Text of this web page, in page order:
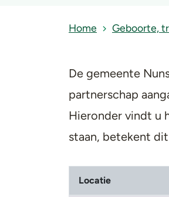
Home Geboorte,
De gemeente
partnerschap
Hieronder vindt u
staan, betekent
Locatie